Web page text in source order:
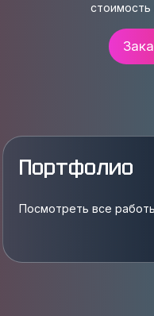
стоимость
Портфолио
Посмотреть все